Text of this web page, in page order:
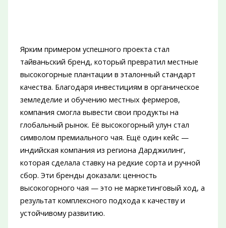
Ярким примером успешного проекта стал
тайваньский бренд, который превратил местные
высокогорные плантации в эталонный стандарт
качества. Благодаря инвестициям в органическое
земледелие и обучению местных фермеров,
компания смогла вывести свои продукты на
глобальный рынок. Её высокогорный улун стал
символом премиального чая. Ещё один кейс —
индийская компания из региона Дарджилинг,
которая сделала ставку на редкие сорта и ручной
сбор. Эти бренды доказали: ценность
высокогорного чая — это не маркетинговый ход, а
результат комплексного подхода к качеству и
устойчивому развитию.